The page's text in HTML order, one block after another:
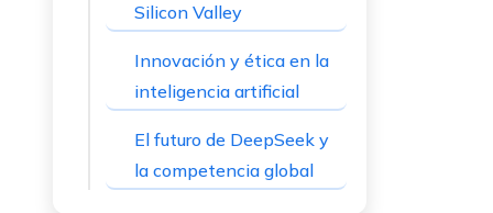
Silicon Valley
Innovación y ética en la
inteligencia artificial
El futuro de DeepSeek y
la competencia global